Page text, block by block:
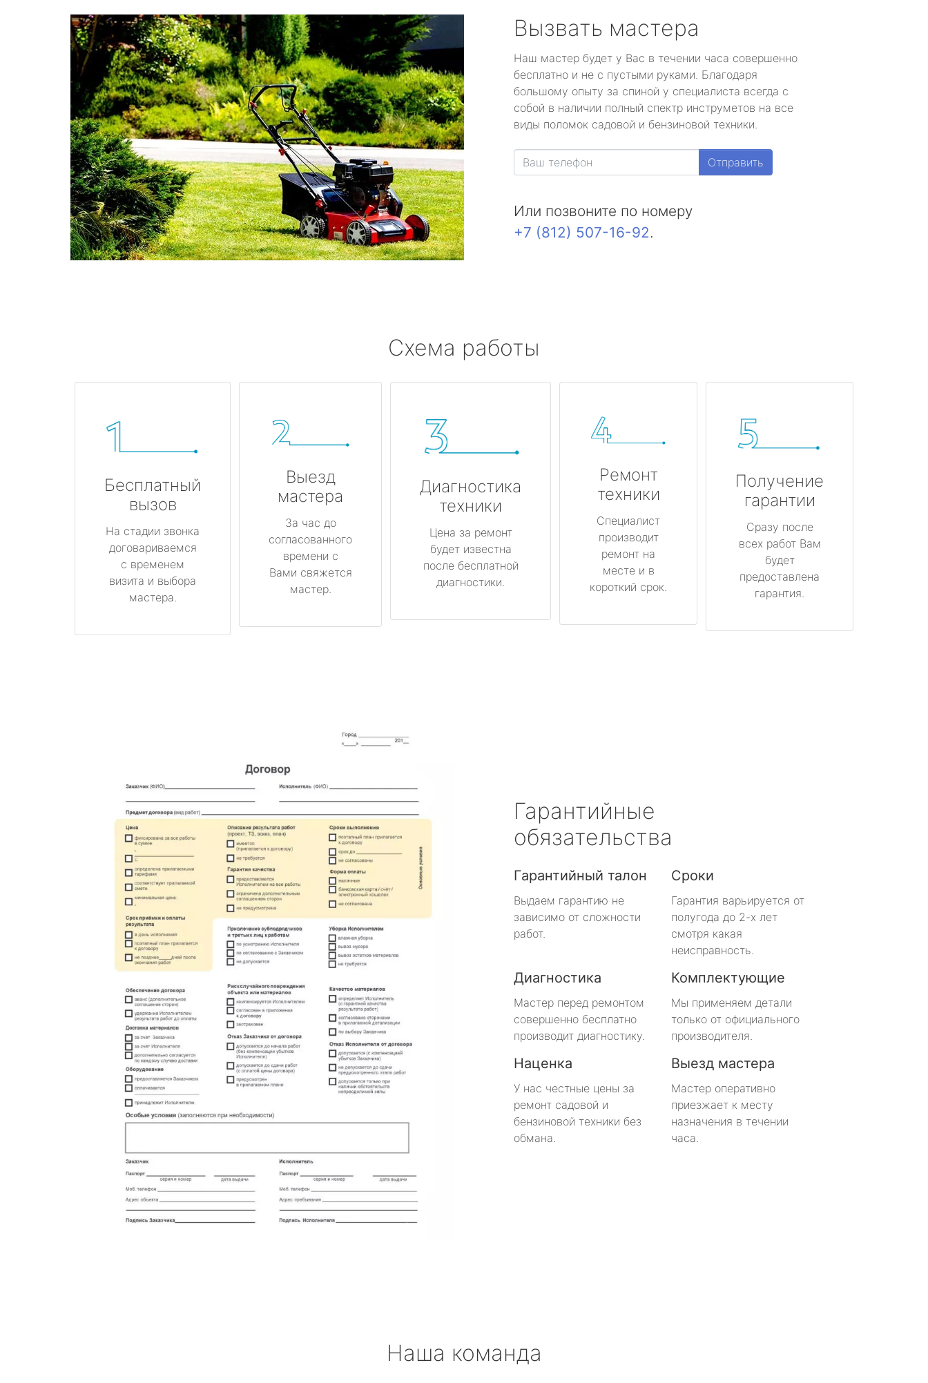
Вызвать мастера
Наш мастер будет у Вас в течении часа совершенно
бесплатно и не с пустыми руками. Благодаря
большому опыту за спиной у специалиста всегда с
собой в наличии полный спектр инструметов на все
виды поломок садовой и бензиновой техники.
Отправить
Или позвоните по номеру
+7 (812) 507-16-92.
Схема работы
Бесплатный
вызов
На стадии звонка
договариваемся
с временем
визита и выбора
мастера.
Выезд
мастера
За час до
согласованного
времени с
Вами свяжется
мастер.
Диагностика
техники
Цена за ремонт
будет известна
после бесплатной
диагностики.
Ремонт
техники
Специалист
производит
ремонт на
месте и в
короткий срок.
Получение
гарантии
Сразу после
всех работ Вам
будет
предоставлена
гарантия.
Гарантийные
обязательства
Гарантийный талон
Выдаем гарантию не
зависимо от сложности
работ.
Сроки
Гарантия варьируется от
полугода до 2-х лет
смотря какая
неисправность.
Диагностика
Мастер перед ремонтом
совершенно бесплатно
производит диагностику.
Комплектующие
Мы применяем детали
только от официального
производителя.
Наценка
У нас честные цены за
ремонт садовой и
бензиновой техники без
обмана.
Выезд мастера
Мастер оперативно
приезжает к месту
назначения в течении
часа.
Наша команда